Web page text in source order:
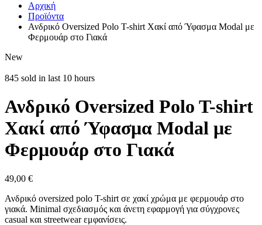
Αρχική
Προϊόντα
Ανδρικό Oversized Polo T-shirt Χακί από Ύφασμα Modal με
Φερμουάρ στο Γιακά
New
845 sold in last 10 hours
Ανδρικό Oversized Polo T-shirt
Χακί από Ύφασμα Modal με
Φερμουάρ στο Γιακά
49,00 €
Ανδρικό oversized polo T-shirt σε χακί χρώμα με φερμουάρ στο
γιακά. Minimal σχεδιασμός και άνετη εφαρμογή για σύγχρονες
casual και streetwear εμφανίσεις.